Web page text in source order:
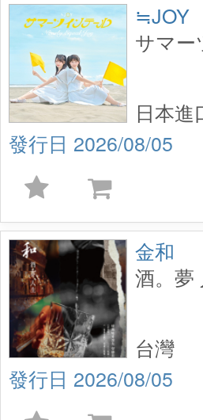
≒JOY
サマー
2026/08/05
日本進
金和
酒。夢
2026/08/05
台灣